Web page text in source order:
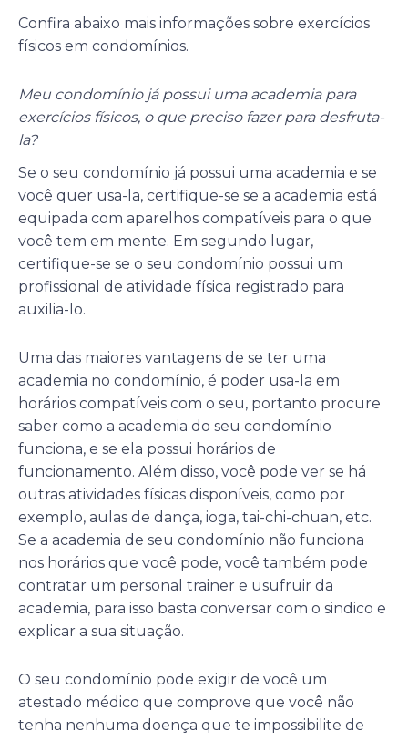
Confira abaixo mais informações sobre exercícios
físicos em condomínios.
Meu condomínio já possui uma academia para
exercícios físicos, o que preciso fazer para desfruta-
la?
Se o seu condomínio já possui uma academia e se
você quer usa-la, certifique-se se a academia está
equipada com aparelhos compatíveis para o que
você tem em mente. Em segundo lugar,
certifique-se se o seu condomínio possui um
profissional de atividade física registrado para
auxilia-lo.
Uma das maiores vantagens de se ter uma
academia no condomínio, é poder usa-la em
horários compatíveis com o seu, portanto procure
saber como a academia do seu condomínio
funciona, e se ela possui horários de
funcionamento. Além disso, você pode ver se há
outras atividades físicas disponíveis, como por
exemplo, aulas de dança, ioga, tai-chi-chuan, etc.
Se a academia de seu condomínio não funciona
nos horários que você pode, você também pode
contratar um personal trainer e usufruir da
academia, para isso basta conversar com o sindico e
explicar a sua situação.
O seu condomínio pode exigir de você um
atestado médico que comprove que você não
tenha nenhuma doença que te impossibilite de